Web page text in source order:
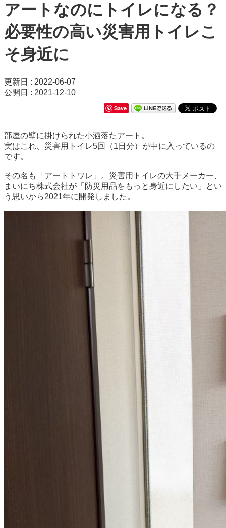
アートなのにトイレになる？
必要性の高い災害用トイレこ
そ身近に
更新日 : 2022-06-07
公開日 : 2021-12-10
Save
部屋の壁に掛けられた小洒落たアート。
実はこれ、災害用トイレ5回（1日分）が中に入っているの
です。
その名も「アートトワレ」。災害用トイレの大手メーカー、
まいにち株式会社が「防災用品をもっと身近にしたい」とい
う思いから2021年に開発しました。